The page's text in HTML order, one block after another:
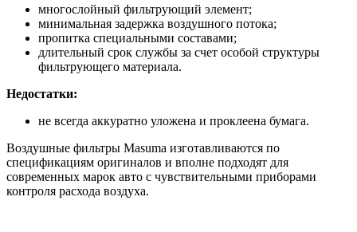
многослойный фильтрующий элемент;
минимальная задержка воздушного потока;
пропитка специальными составами;
длительный срок службы за счет особой структуры
фильтрующего материала.
Недостатки:
не всегда аккуратно уложена и проклеена бумага.
Воздушные фильтры Masuma изготавливаются по
спецификациям оригиналов и вполне подходят для
современных марок авто с чувствительными приборами
контроля расхода воздуха.